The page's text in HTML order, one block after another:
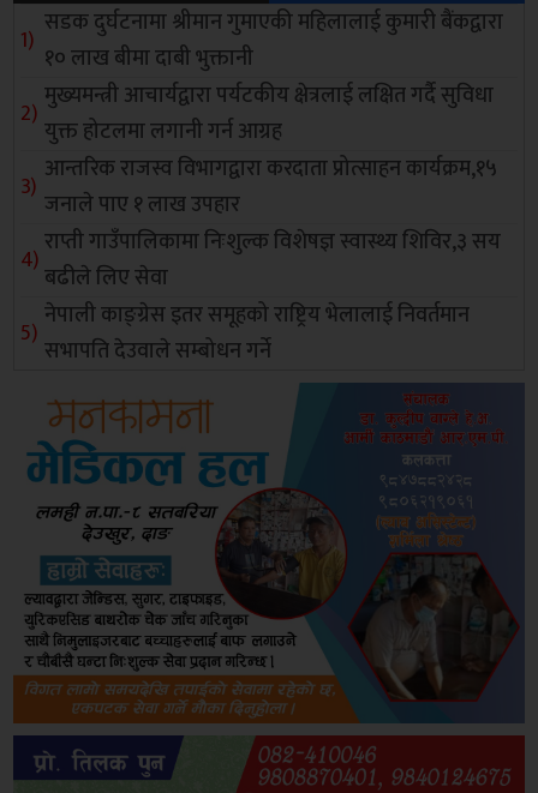
सडक दुर्घटनामा श्रीमान गुमाएकी महिलालाई कुमारी बैंकद्वारा
१० लाख बीमा दाबी भुक्तानी
मुख्यमन्त्री आचार्यद्वारा पर्यटकीय क्षेत्रलाई लक्षित गर्दै सुविधा
युक्त होटलमा लगानी गर्न आग्रह
आन्तरिक राजस्व विभागद्वारा करदाता प्रोत्साहन कार्यक्रम,१५
जनाले पाए १ लाख उपहार
राप्ती गाउँपालिकामा निःशुल्क विशेषज्ञ स्वास्थ्य शिविर,३ सय
बढीले लिए सेवा
नेपाली काङ्ग्रेस इतर समूहको राष्ट्रिय भेलालाई निवर्तमान
सभापति देउवाले सम्बोधन गर्ने